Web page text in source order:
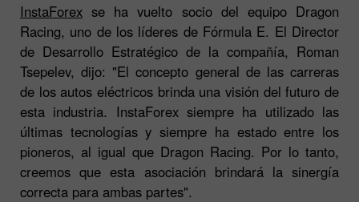
InstaForex se ha vuelto socio del equipo Dragon
Racing, uno de los líderes de Fórmula E. El Director
de Desarrollo Estratégico de la compañía, Roman
Tsepelev, dijo: "El concepto general de las carreras
de los autos eléctricos brinda una visión del futuro de
esta industria. InstaForex siempre ha utilizado las
últimas tecnologías y siempre ha estado entre los
pioneros, al igual que Dragon Racing. Por lo tanto,
creemos que esta asociación brindará la sinergía
correcta para ambas partes".